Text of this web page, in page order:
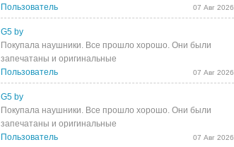
Пользователь
07 Авг 2026
G5 by
Покупала наушники. Все прошло хорошо. Они были
запечатаны и оригинальные
Пользователь
07 Авг 2026
G5 by
Покупала наушники. Все прошло хорошо. Они были
запечатаны и оригинальные
Пользователь
07 Авг 2026